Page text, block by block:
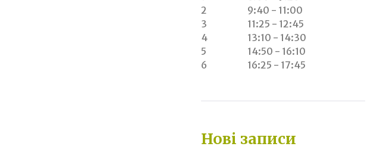
2
9:40 - 11:00
3
11:25 - 12:45
4
13:10 - 14:30
5
14:50 - 16:10
6
16:25 - 17:45
Нові записи